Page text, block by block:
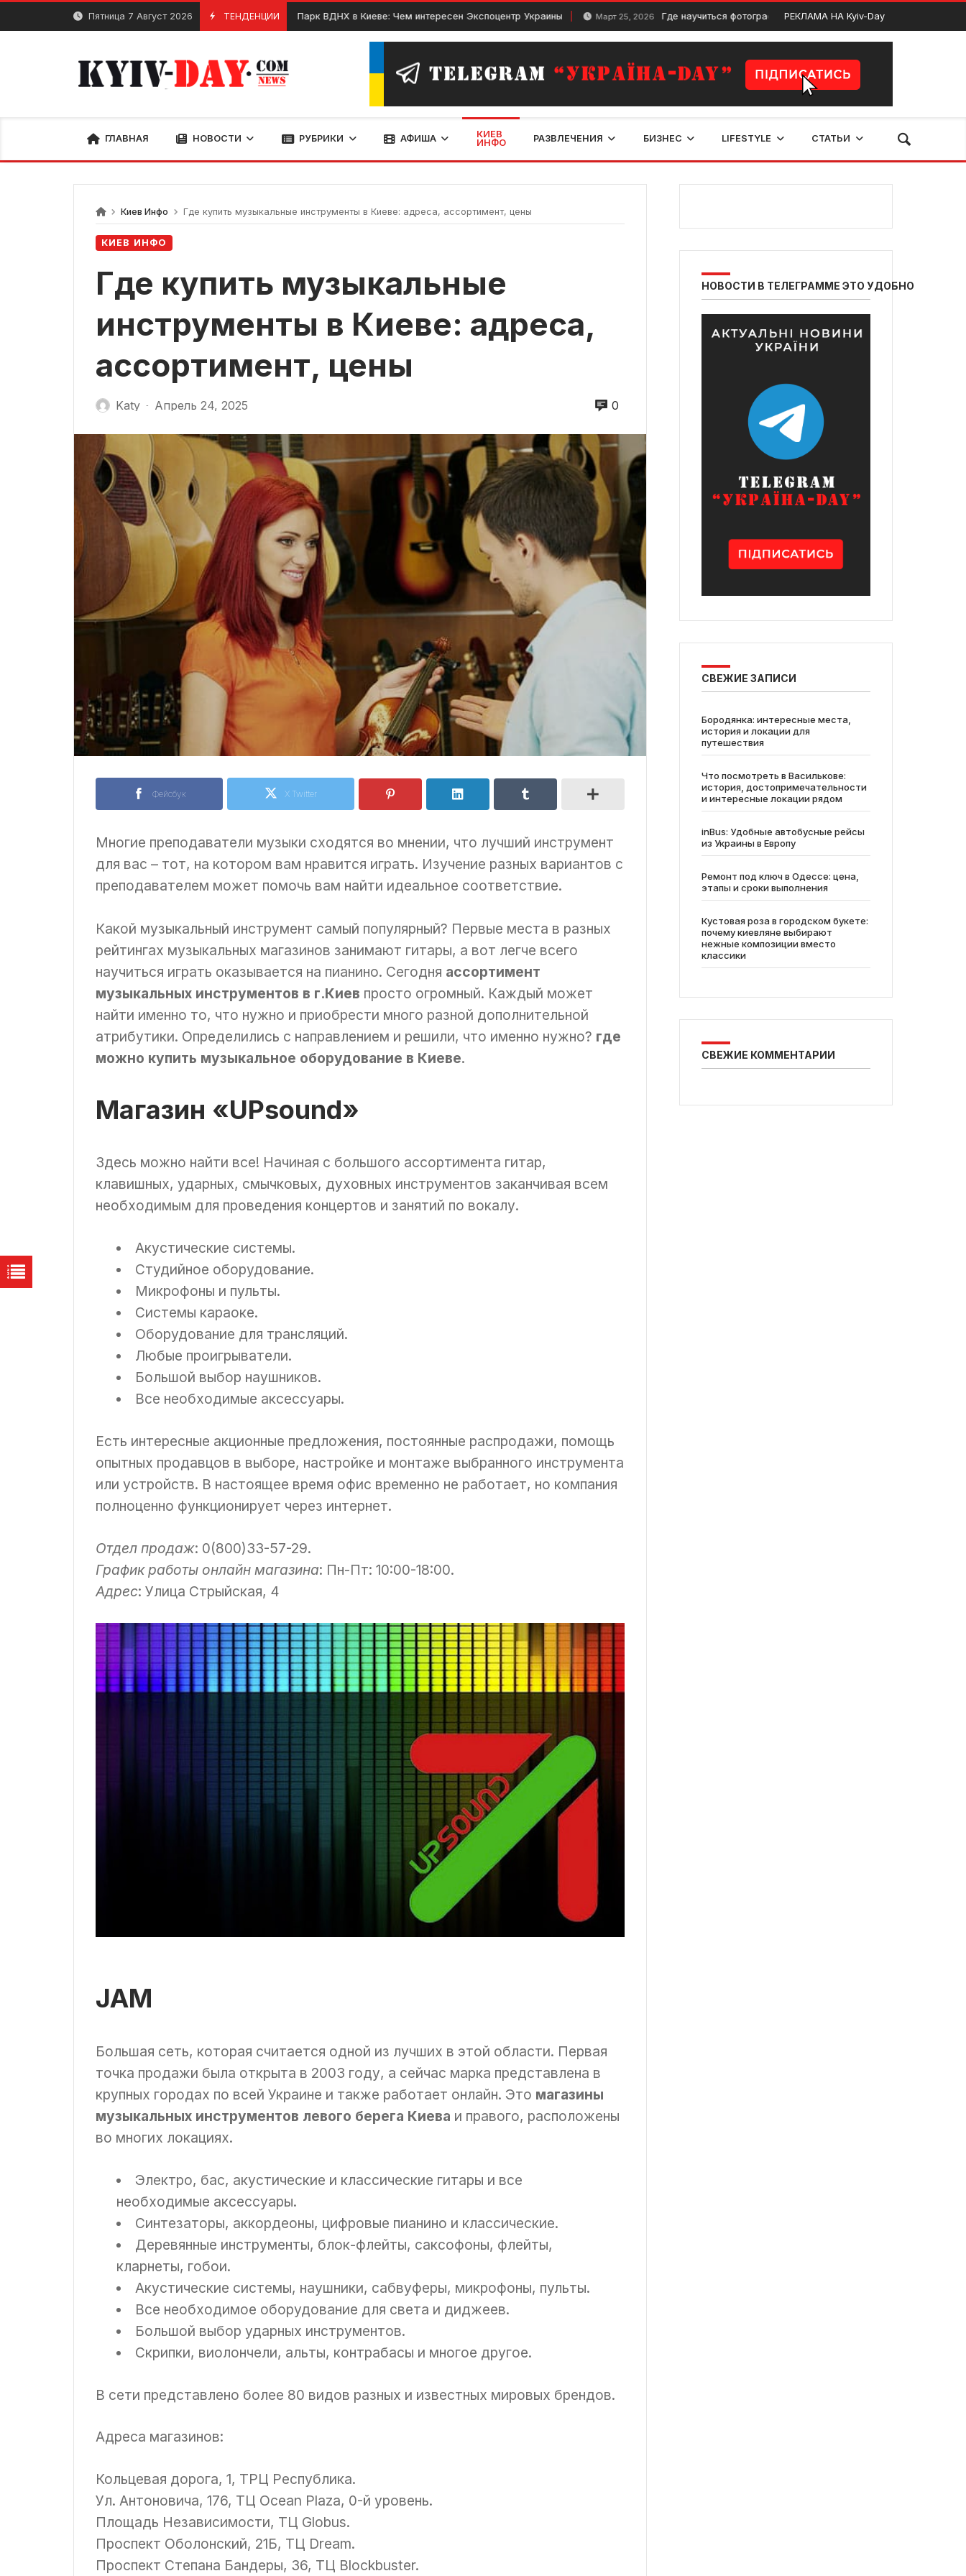
перейти
содержанию
Пятница 7 Август 2026 ТЕНДЕНЦИИ
Май 4, 2024 Парк ВДНХ в Киеве: Чем интересен Экспоцентр Украины Март 25, 2026 Где научиться фотографии: обзор фотошколы «Зеленый квадрат»
РЕКЛАМА НА Kyiv-Day
ГЛАВНАЯ НОВОСТИ РУБРИКИ АФИША
КИЕВ
ИНФО
РАЗВЛЕЧЕНИЯ БИЗНЕС LIFESTYLE СТАТЬИ
Киев Инфо Где купить музыкальные инструменты в Киеве: адреса, ассортимент, цены
КИЕВ ИНФО
Где купить музыкальные
инструменты в Киеве: адреса,
ассортимент, цены
Katy - Апрель 24, 2025 0
Фейсбук X Twitter
Многие преподаватели музыки сходятся во мнении, что лучший инструмент
для вас – тот, на котором вам нравится играть. Изучение разных вариантов с
преподавателем может помочь вам найти идеальное соответствие.
Какой музыкальный инструмент самый популярный? Первые места в разных
рейтингах музыкальных магазинов занимают гитары, а вот легче всего
научиться играть оказывается на пианино. Сегодня ассортимент
музыкальных инструментов в г.Киев просто огромный. Каждый может
найти именно то, что нужно и приобрести много разной дополнительной
атрибутики. Определились с направлением и решили, что именно нужно? где
можно купить музыкальное оборудование в Киеве.
Магазин «UPsound»
Здесь можно найти все! Начиная с большого ассортимента гитар,
клавишных, ударных, смычковых, духовных инструментов заканчивая всем
необходимым для проведения концертов и занятий по вокалу.
Акустические системы.
Студийное оборудование.
Микрофоны и пульты.
Системы караоке.
Оборудование для трансляций.
Любые проигрыватели.
Большой выбор наушников.
Все необходимые аксессуары.
Есть интересные акционные предложения, постоянные распродажи, помощь
опытных продавцов в выборе, настройке и монтаже выбранного инструмента
или устройств. В настоящее время офис временно не работает, но компания
полноценно функционирует через интернет.
Отдел продаж: 0(800)33-57-29.
График работы онлайн магазина: Пн-Пт: 10:00-18:00.
Адрес: Улица Стрыйская, 4
JAM
Большая сеть, которая считается одной из лучших в этой области. Первая
точка продажи была открыта в 2003 году, а сейчас марка представлена в
крупных городах по всей Украине и также работает онлайн. Это магазины
музыкальных инструментов левого берега Киева и правого, расположены
во многих локациях.
Электро, бас, акустические и классические гитары и все
необходимые аксессуары.
Синтезаторы, аккордеоны, цифровые пианино и классические.
Деревянные инструменты, блок-флейты, саксофоны, флейты,
кларнеты, гобои.
Акустические системы, наушники, сабвуферы, микрофоны, пульты.
Все необходимое оборудование для света и диджеев.
Большой выбор ударных инструментов.
Скрипки, виолончели, альты, контрабасы и многое другое.
В сети представлено более 80 видов разных и известных мировых брендов.
Адреса магазинов:
Кольцевая дорога, 1, ТРЦ Республика.
Ул. Антоновича, 176, ТЦ Ocean Plaza, 0-й уровень.
Площадь Независимости, ТЦ Globus.
Проспект Оболонский, 21Б, ТЦ Dream.
Проспект Степана Бандеры, 36, ТЦ Blockbuster.
НОВОСТИ В ТЕЛЕГРАММЕ ЭТО УДОБНО
СВЕЖИЕ ЗАПИСИ
Бородянка: интересные места,
история и локации для
путешествия
Что посмотреть в Василькове:
история, достопримечательности
и интересные локации рядом
inBus: Удобные автобусные рейсы
из Украины в Европу
Ремонт под ключ в Одессе: цена,
этапы и сроки выполнения
Кустовая роза в городском букете:
почему киевляне выбирают
нежные композиции вместо
классики
СВЕЖИЕ КОММЕНТАРИИ